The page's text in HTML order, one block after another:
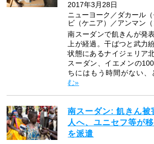
2017年3月28日
ニューヨーク／ダカール
ビ（ケニア）／アンマン
南スーダンで飢きんが発
上が経過。干ばつと武力
状態にあるナイジェリア
スーダン、イエメンの
ちにはもう時間がない
む»
南スーダン: 飢きん被
人へ、ユニセフ等が
を派遣